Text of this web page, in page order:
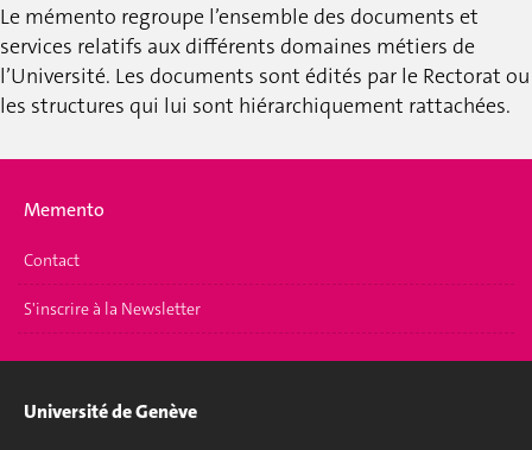
Le mémento regroupe l’ensemble des documents et
services relatifs aux différents domaines métiers de
l’Université. Les documents sont édités par le Rectorat ou
les structures qui lui sont hiérarchiquement rattachées.
Memento
Contact
S'inscrire à la Newsletter
Université de Genève